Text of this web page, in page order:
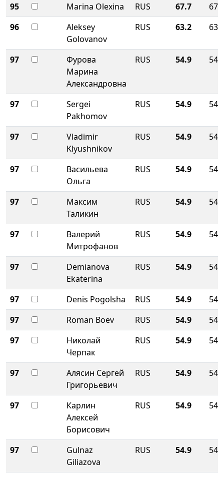
95 Marina Olexina RUS 67.7
67.7
96
Aleksey
Golovanov
RUS 63.2 63.2
97
Фурова
Марина
Александровна
RUS 54.9 54.9
97
Sergei
Pakhomov
RUS 54.9 54.9
97
Vladimir
Klyushnikov
RUS 54.9 54.9
97
Васильева
Ольга
RUS 54.9 54.9
97
Максим
Таликин
RUS 54.9 54.9
97
Валерий
Митрофанов
RUS 54.9 54.9
97
Demianova
Ekaterina
RUS 54.9 54.9
97 Denis Pogolsha RUS 54.9
54.9
97
Roman Boev RUS 54.9
54.9
97
Николай
Черпак
RUS 54.9 54.9
97
Алясин Сергей
Григорьевич
RUS 54.9 54.9
97
Карлин
Алексей
Борисович
RUS 54.9 54.9
97
Gulnaz
Giliazova
RUS 54.9 54.9